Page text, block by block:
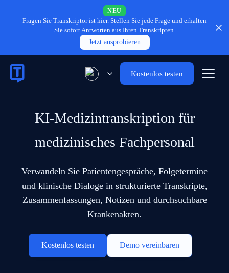
NEU
Fragen Sie Transkriptor ist hier. Stellen Sie jede Frage und erhalten
Sie sofort Antworten aus Ihren Transkripten.
Jetzt ausprobieren
Kostenlos testen
KI-Medizintranskription für
medizinisches Fachpersonal
Verwandeln Sie Patientengespräche, Folgetermine
und klinische Dialoge in strukturierte Transkripte,
Zusammenfassungen, Notizen und durchsuchbare
Krankenakten.
Kostenlos testen Demo vereinbaren